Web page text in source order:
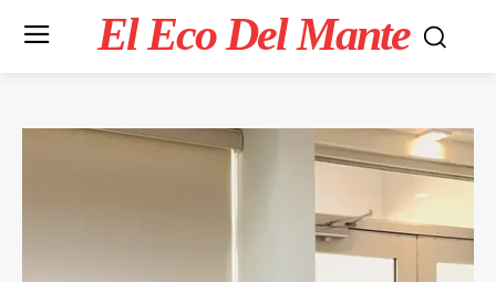
El Eco Del Mante